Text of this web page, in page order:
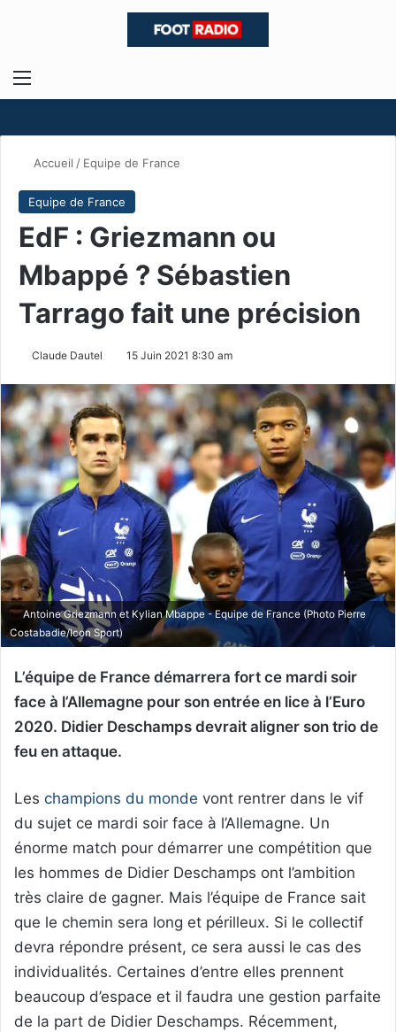
Menu
Accueil / Equipe de France
Equipe de France
EdF : Griezmann ou
Mbappé ? Sébastien
Tarrago fait une précision
Claude Dautel 15 Juin 2021 8:30 am
Antoine Griezmann et Kylian Mbappe - Equipe de France (Photo Pierre
Costabadie/Icon Sport)
L’équipe de France démarrera fort ce mardi soir
face à l’Allemagne pour son entrée en lice à l’Euro
2020. Didier Deschamps devrait aligner son trio de
feu en attaque.
Les champions du monde vont rentrer dans le vif
du sujet ce mardi soir face à l’Allemagne. Un
énorme match pour démarrer une compétition que
les hommes de Didier Deschamps ont l’ambition
très claire de gagner. Mais l’équipe de France sait
que le chemin sera long et périlleux. Si le collectif
devra répondre présent, ce sera aussi le cas des
individualités. Certaines d’entre elles prennent
beaucoup d’espace et il faudra une gestion parfaite
de la part de Didier Deschamps. Récemment,